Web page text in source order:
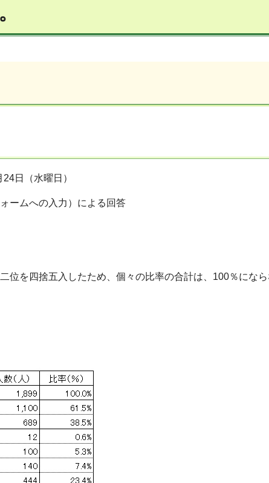
日（水曜日）
ームへの入力）による回答
位を四捨五入したため、個々の比率の合計は、100％になら